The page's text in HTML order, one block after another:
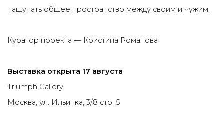
нащупать общее пространство между своим и чужим.
Куратор проекта — Кристина Романова
Выставка открыта 17 августа
Triumph Gallery
Москва, ул. Ильинка, 3/8 стр. 5